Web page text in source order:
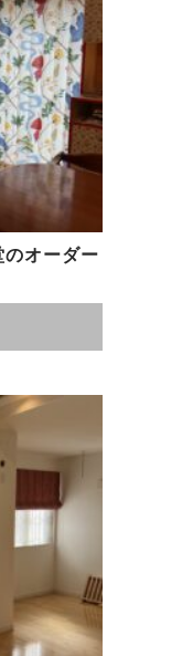
オーダー